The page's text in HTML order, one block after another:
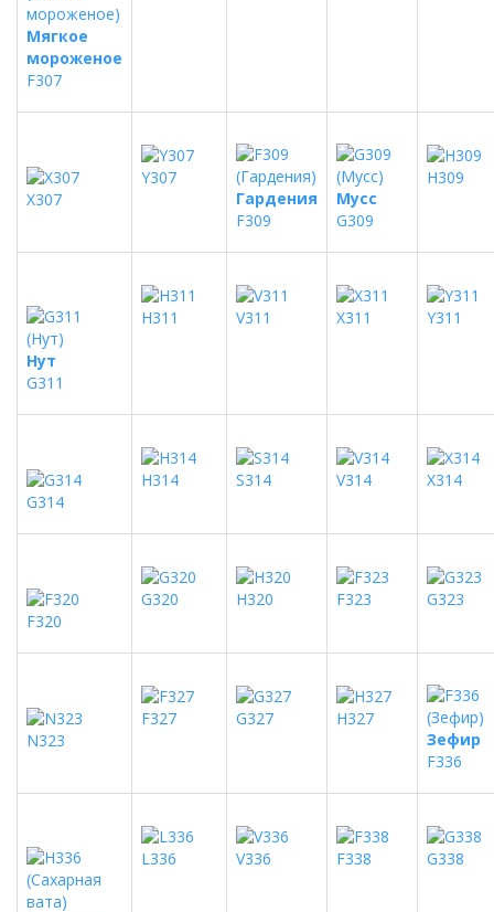
Мягкое
мороженое
F307
X307
Y307
Гардения
F309
Мусс
G309
H309
Нут
G311
H311 V311 X311 Y311
G314
H314 S314 V314 X314
F320
G320 H320 F323 G323
N323
F327 G327
H327
Зефир
F336
L336 V336 F338 G338